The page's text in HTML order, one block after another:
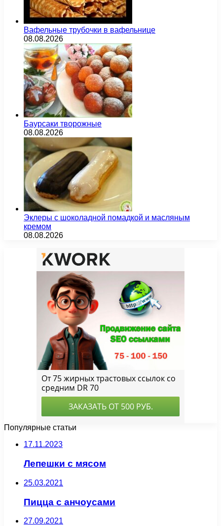
Вафельные трубочки в вафельнице
08.08.2026
Баурсаки творожные
08.08.2026
Эклеры с шоколадной помадкой и масляным
кремом
08.08.2026
Популярные статьи
17.11.2023
Лепешки с мясом
25.03.2021
Пицца с анчоусами
27.09.2021